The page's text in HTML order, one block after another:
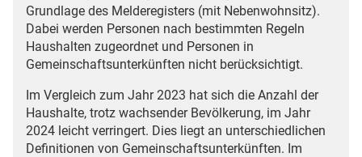
Grundlage des Melderegisters (mit Nebenwohnsitz).
Dabei werden Personen nach bestimmten Regeln
Haushalten zugeordnet und Personen in
Gemeinschaftsunterkünften nicht berücksichtigt.
Im Vergleich zum Jahr 2023 hat sich die Anzahl der
Haushalte, trotz wachsender Bevölkerung, im Jahr
2024 leicht verringert. Dies liegt an unterschiedlichen
Definitionen von Gemeinschaftsunterkünften. Im